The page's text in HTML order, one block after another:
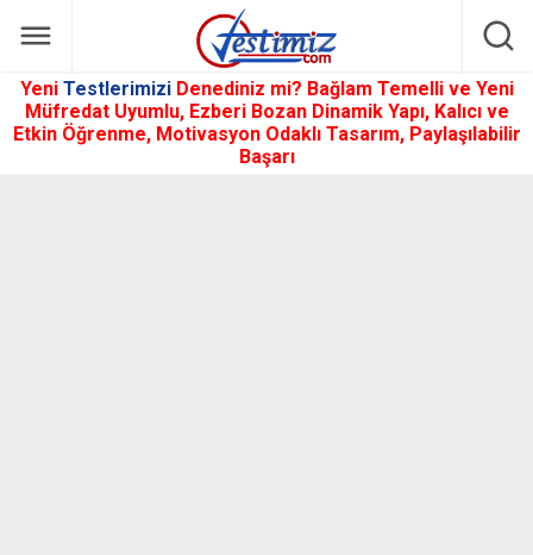
Yeni Testlerimizi Denediniz mi? Bağlam Temelli ve Yeni
Müfredat Uyumlu, Ezberi Bozan Dinamik Yapı, Kalıcı ve
Etkin Öğrenme, Motivasyon Odaklı Tasarım, Paylaşılabilir
Başarı